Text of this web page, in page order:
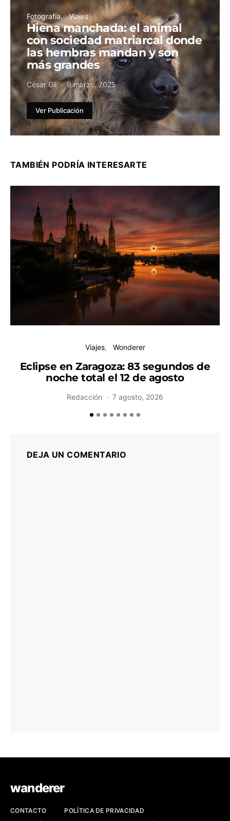
Fotografía Viajes
Hiena manchada: el animal
con sociedad matriarcal donde
las hembras mandan y son
más grandes
César Gil 9 marzo, 2025
Ver Publicación
TAMBIÉN PODRÍA INTERESARTE
Viajes Wonderer
Eclipse en Zaragoza: 83 segundos de
noche total el 12 de agosto
Redacción 7 agosto, 2026
DEJA UN COMENTARIO
wanderer
CONTACTO
POLÍTICA DE PRIVACIDAD